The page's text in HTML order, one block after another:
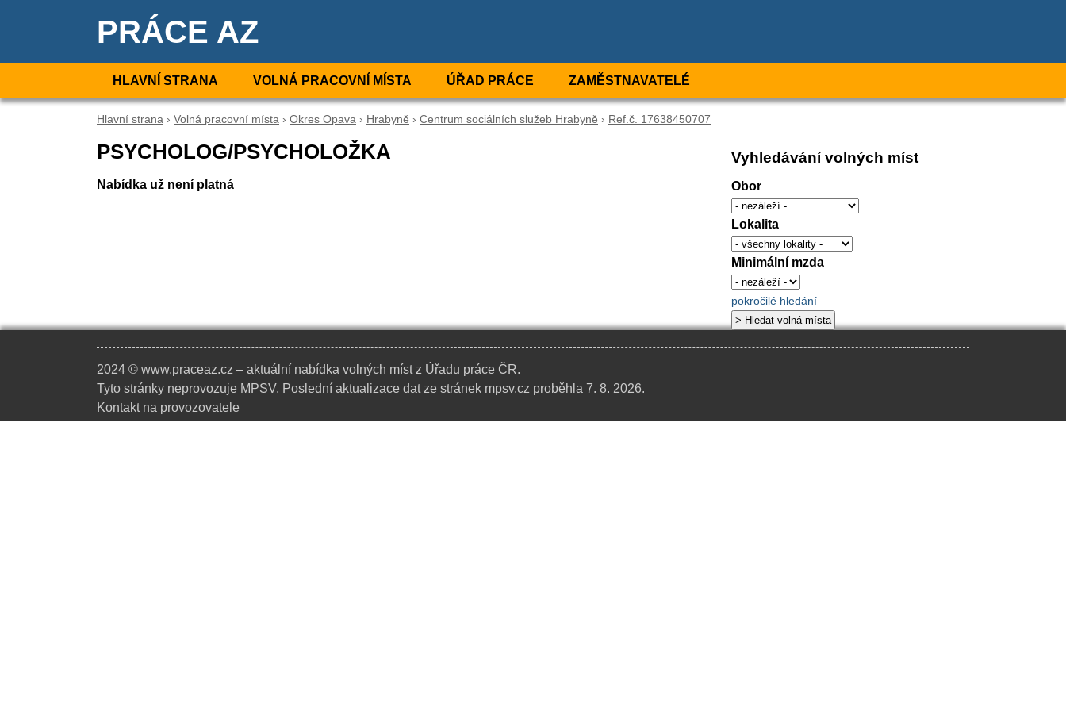
PRÁCE AZ
HLAVNÍ STRANA VOLNÁ PRACOVNÍ MÍSTA ÚŘAD PRÁCE ZAMĚSTNAVATELÉ
Hlavní strana › Volná pracovní místa › Okres Opava › Hrabyně › Centrum sociálních služeb Hrabyně › Ref.č. 17638450707
PSYCHOLOG/PSYCHOLOŽKA
Nabídka už není platná
Vyhledávání volných míst
Obor
Lokalita
Minimální mzda
pokročilé hledání
2024 © www.praceaz.cz – aktuální nabídka volných míst z Úřadu práce ČR.
Tyto stránky neprovozuje MPSV. Poslední aktualizace dat ze stránek mpsv.cz proběhla 7. 8. 2026.
Kontakt na provozovatele